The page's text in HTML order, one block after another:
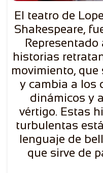
El teatro de
Shakespeare,
historias
movimiento,
y cambia a los
dinámicos y
vértigo. Estas
turbulentas
lenguaje de
que sirve de